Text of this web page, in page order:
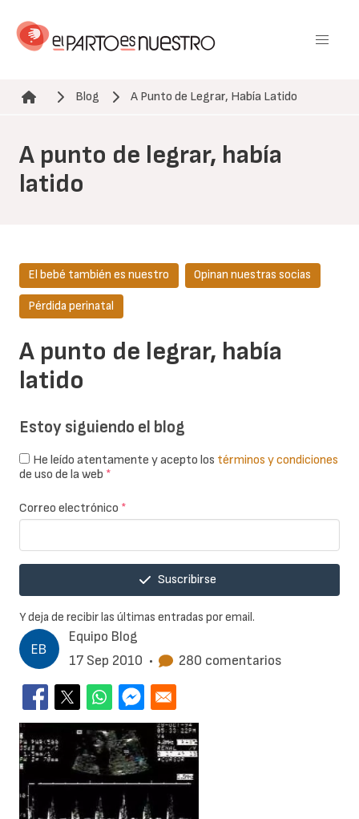
contenido
Ruta de navegación
Blog A Punto de Legrar, Había Latido
A punto de legrar, había
latido
Equipo Blog
17 Sep 2010 • 280 comentarios
A punto de legrar, había
latido
El bebé también es nuestro Opinan nuestras socias
Pérdida perinatal
Estoy siguiendo el blog
He leído atentamente y acepto los términos y condiciones
de uso de la web *
Correo electrónico *
Suscribirse
Y deja de recibir las últimas entradas por email.